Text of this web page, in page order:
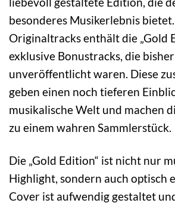
besonderes Musikerlebnis
Originaltracks enthält die „Gold
exklusive Bonustracks, die bisher
unveröffentlicht waren. Diese
geben einen noch tieferen
musikalische Welt und machen
zu einem wahren Sammlerstück.
Die „Gold Edition“ ist nicht nur
Highlight, sondern auch optisch
Cover ist aufwendig gestaltet